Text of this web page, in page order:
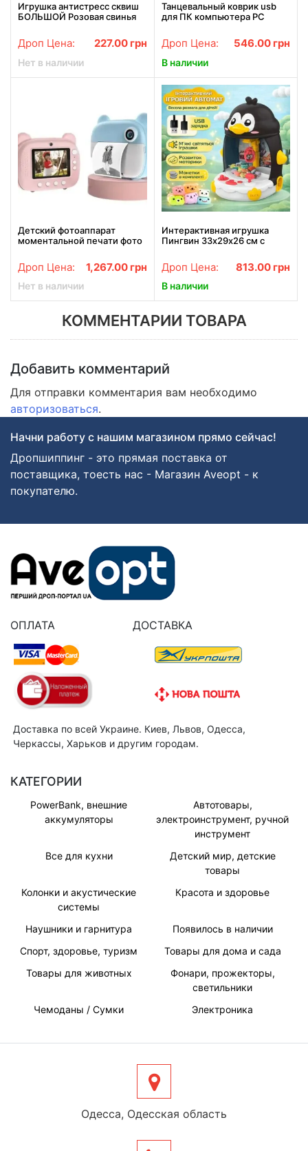
Игрушка антистресс сквиш
БОЛЬШОЙ Розовая свинья
Дроп Цена: 227.00 грн
Нет в наличии
Танцевальный коврик usb
для ПК компьютера PC
улучшенный с CD
Дроп Цена: 546.00 грн
В наличии
Детский фотоаппарат
моментальной печати фото
Дроп Цена: 1,267.00 грн
Нет в наличии
Интерактивная игрушка
Пингвин 33х29х26 см с
батареек для детей от 3 лет
Дроп Цена: 813.00 грн
В наличии
КОММЕНТАРИИ ТОВАРА
Добавить комментарий
Для отправки комментария вам необходимо
авторизоваться.
Начни работу с нашим магазином прямо сейчас!
Дропшиппинг - это прямая поставка от
поставщика, тоесть нас - Магазин Aveopt - к
покупателю.
ОПЛАТА ДОСТАВКА
Доставка по всей Украине. Киев, Львов, Одесса,
Черкассы, Харьков и другим городам.
КАТЕГОРИИ
PowerBank, внешние
аккумуляторы
Автотовары,
электроинструмент, ручной
инструмент
Все для кухни
Детский мир, детские
товары
Колонки и акустические
системы
Красота и здоровье
Наушники и гарнитура
Появилось в наличии
Спорт, здоровье, туризм
Товары для дома и сада
Товары для животных
Фонари, прожекторы,
светильники
Чемоданы / Сумки
Электроника
Одесса, Одесская область